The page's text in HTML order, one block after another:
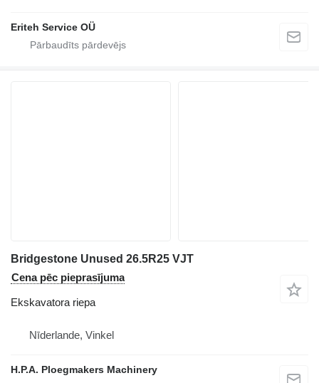
Eriteh Service OÜ
Bridgestone Unused 26.5R25 VJT
Cena pēc pieprasījuma
Ekskavatora riepa
Nīderlande, Vinkel
H.P.A. Ploegmakers Machinery